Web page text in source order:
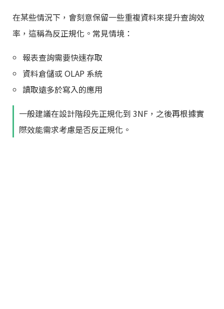
在某些情況下，會刻意保留一些重複資料來提升查詢效
率，這稱為反正規化。常見情境：
報表查詢需要快速存取
資料倉儲或 OLAP 系統
讀取遠多於寫入的應用
一般建議在設計階段先正規化到 3NF，之後再根據實
際效能需求考慮是否反正規化。